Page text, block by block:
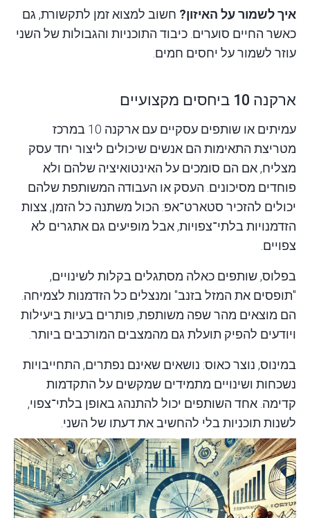
איך לשמור על האיזון? חשוב למצוא זמן לתקשורת, גם
כאשר החיים סוערים. כיבוד התוכניות והגבולות של השני
עוזר לשמור על יחסים חמים.
ארקנה 10 ביחסים מקצועיים
עמיתים או שותפים עסקיים עם ארקנה 10 במרכז
מטריצת התאימות הם אנשים שיכולים ליצור יחד עסק
מצליח, אם הם סומכים על האינטואיציה שלהם ולא
פוחדים מסיכונים. העסק או העבודה המשותפת שלהם
יכולים להזכיר סטארט־אפ: הכול משתנה כל הזמן, צצות
הזדמנויות בלתי־צפויות, אבל מופיעים גם אתגרים לא
צפויים.
בפלוס, שותפים כאלה מסתגלים בקלות לשינויים,
"תופסים את המזל בזנב" ומנצלים כל הזדמנות לצמיחה.
הם מוצאים מהר שפה משותפת, פותרים בעיות ביעילות
ויודעים להפיק תועלת גם מהמצבים המורכבים ביותר.
במינוס, נוצר כאוס: נושאים שאינם נפתרים, התחייבויות
נשכחות ושינויים מתמידים שמקשים על התקדמות
קדימה. אחד השותפים יכול להתנהג באופן בלתי־צפוי,
לשנות תוכניות בלי להחשיב את דעתו של השני.